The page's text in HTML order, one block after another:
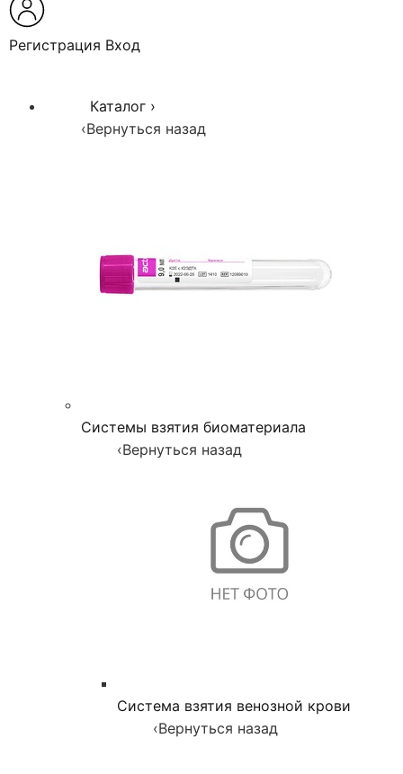
Регистрация Вход
Каталог ›
‹Вернуться назад
Системы взятия биоматериала
‹Вернуться назад
Система взятия венозной крови
‹Вернуться назад